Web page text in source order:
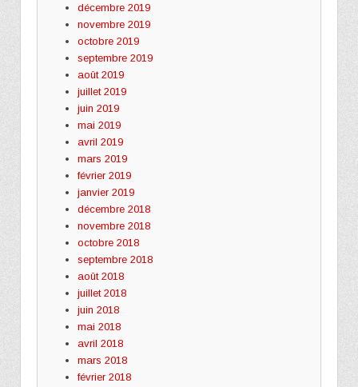
décembre 2019
novembre 2019
octobre 2019
septembre 2019
août 2019
juillet 2019
juin 2019
mai 2019
avril 2019
mars 2019
février 2019
janvier 2019
décembre 2018
novembre 2018
octobre 2018
septembre 2018
août 2018
juillet 2018
juin 2018
mai 2018
avril 2018
mars 2018
février 2018